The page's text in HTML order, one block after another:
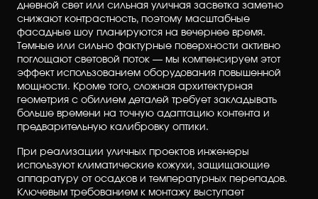
дневной свет или сильная уличная засветка заметно
снижают контрастность, поэтому масштабные
фасадные шоу планируются на вечернее время.
Темные или сильно фактурные поверхности активно
поглощают световой поток — мы компенсируем этот
эффект использованием оборудования повышенной
мощности. Кроме того, сложная архитектурная
геометрия с обилием деталей требует закладывать
больше времени на точную адаптацию контента и
предварительную калибровку оптики.
При реализации уличных проектов инженеры
используют климатические кожухи, защищающие
аппаратуру от осадков и температурных перепадов.
Ключевым требованием к монтажу выступает